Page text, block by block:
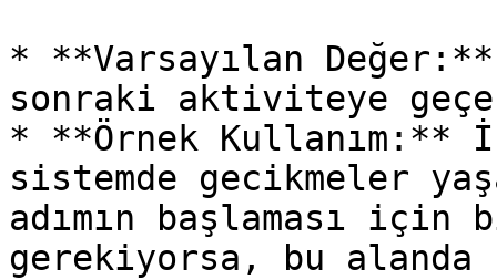
* **Varsayılan
sonraki aktiviteye
* **Örnek Kullanım:**
sistemde gecikmeler
adımın başlaması
gerekiyorsa, bu